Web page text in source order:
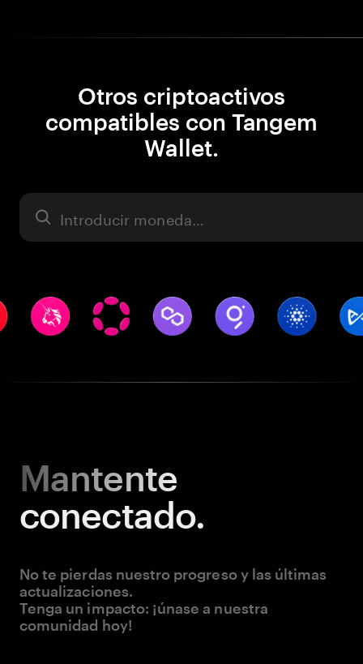
Otros criptoactivos
compatibles con Tangem
Wallet.
Activo
Mantente
conectado.
No te pierdas nuestro progreso y las últimas
actualizaciones.
Tenga un impacto: ¡únase a nuestra
comunidad hoy!